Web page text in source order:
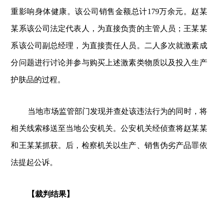
重影响身体健康。该公司销售金额总计179万余元。赵某
某系该公司法定代表人，为直接负责的主管人员；王某某
系该公司副总经理，为直接责任人员。二人多次就激素成
分问题进行讨论并参与购买上述激素类物质以及投入生产
护肤品的过程。
当地市场监管部门发现并查处该违法行为的同时，将
相关线索移送至当地公安机关。公安机关经侦查将赵某某
和王某某抓获。后，检察机关以生产、销售伪劣产品罪依
法提起公诉。
【裁判结果】